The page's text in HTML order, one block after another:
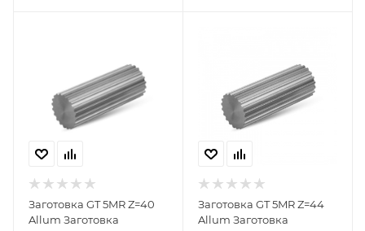
Заготовка GT 5MR Z=40
Allum Заготовка
Заготовка GT 5MR Z=44
Allum Заготовка